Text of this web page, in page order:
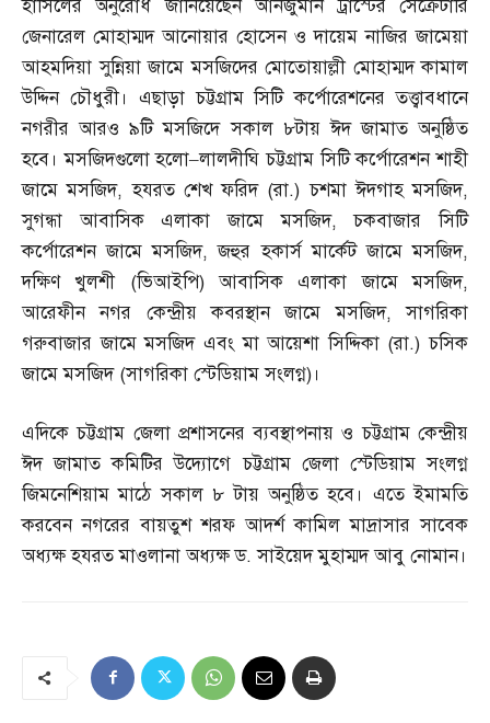
হাসিলের অনুরোধ জানিয়েছেন আনজুমান ট্রাস্টের সেক্রেটারি
জেনারেল মোহাম্মদ আনোয়ার হোসেন ও দায়েম নাজির জামেয়া
আহমদিয়া সুন্নিয়া জামে মসজিদের মোতোয়াল্লী মোহাম্মদ কামাল
উদ্দিন চৌধুরী। এছাড়া চট্টগ্রাম সিটি কর্পোরেশনের তত্ত্বাবধানে
নগরীর আরও ৯টি মসজিদে সকাল ৮টায় ঈদ জামাত অনুষ্ঠিত
হবে। মসজিদগুলো হলো–লালদীঘি চট্টগ্রাম সিটি কর্পোরেশন শাহী
জামে মসজিদ,হযরত শেখ ফরিদ (রা.)চশমা ঈদগাহ মসজিদ,
সুগন্ধা আবাসিক এলাকা জামে মসজিদ,চকবাজার সিটি
কর্পোরেশন জামে মসজিদ,জহুর হকার্স মার্কেট জামে মসজিদ,
দক্ষিণ খুলশী (ভিআইপি)আবাসিক এলাকা জামে মসজিদ,
আরেফীন নগর কেন্দ্রীয় কবরস্থান জামে মসজিদ,সাগরিকা
গরুবাজার জামে মসজিদ এবং মা আয়েশা সিদ্দিকা (রা.)চসিক
জামে মসজিদ (সাগরিকা স্টেডিয়াম সংলগ্ন)।
এদিকে চট্টগ্রাম জেলা প্রশাসনের ব্যবস্থাপনায় ও চট্টগ্রাম কেন্দ্রীয়
ঈদ জামাত কমিটির উদ্যোগে চট্টগ্রাম জেলা স্টেডিয়াম সংলগ্ন
জিমনেশিয়াম মাঠে সকাল ৮ টায় অনুষ্ঠিত হবে। এতে ইমামতি
করবেন নগরের বায়তুশ শরফ আদর্শ কামিল মাদ্রাসার সাবেক
অধ্যক্ষ হযরত মাওলানা অধ্যক্ষ ড.সাইয়েদ মুহাম্মদ আবু নোমান।